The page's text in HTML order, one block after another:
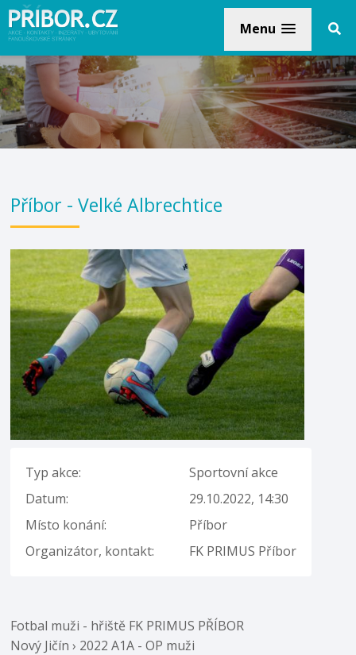
Menu
Příbor - Velké Albrechtice
Typ akce:
Sportovní akce
Datum:
29.10.2022, 14:30
Místo konání:
Příbor
Organizátor, kontakt:
FK PRIMUS Příbor
Fotbal muži - hřiště FK PRIMUS PŘÍBOR
Nový Jičín › 2022 A1A - OP muži